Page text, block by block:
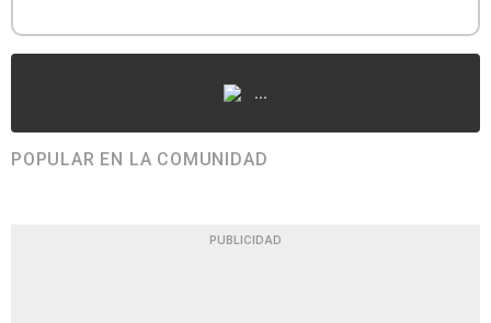
...
POPULAR EN LA COMUNIDAD
PUBLICIDAD